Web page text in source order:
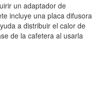
un adaptador de
incluye una placa difusora
a distribuir el calor de
de la cafetera al usarla